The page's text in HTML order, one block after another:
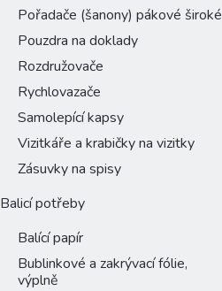
Pořadače (šanony) pákové široké
Pouzdra na doklady
Rozdružovače
Rychlovazače
Samolepící kapsy
Vizitkáře a krabičky na vizitky
Zásuvky na spisy
Balicí potřeby
Balící papír
Bublinkové a zakrývací fólie,
výplně